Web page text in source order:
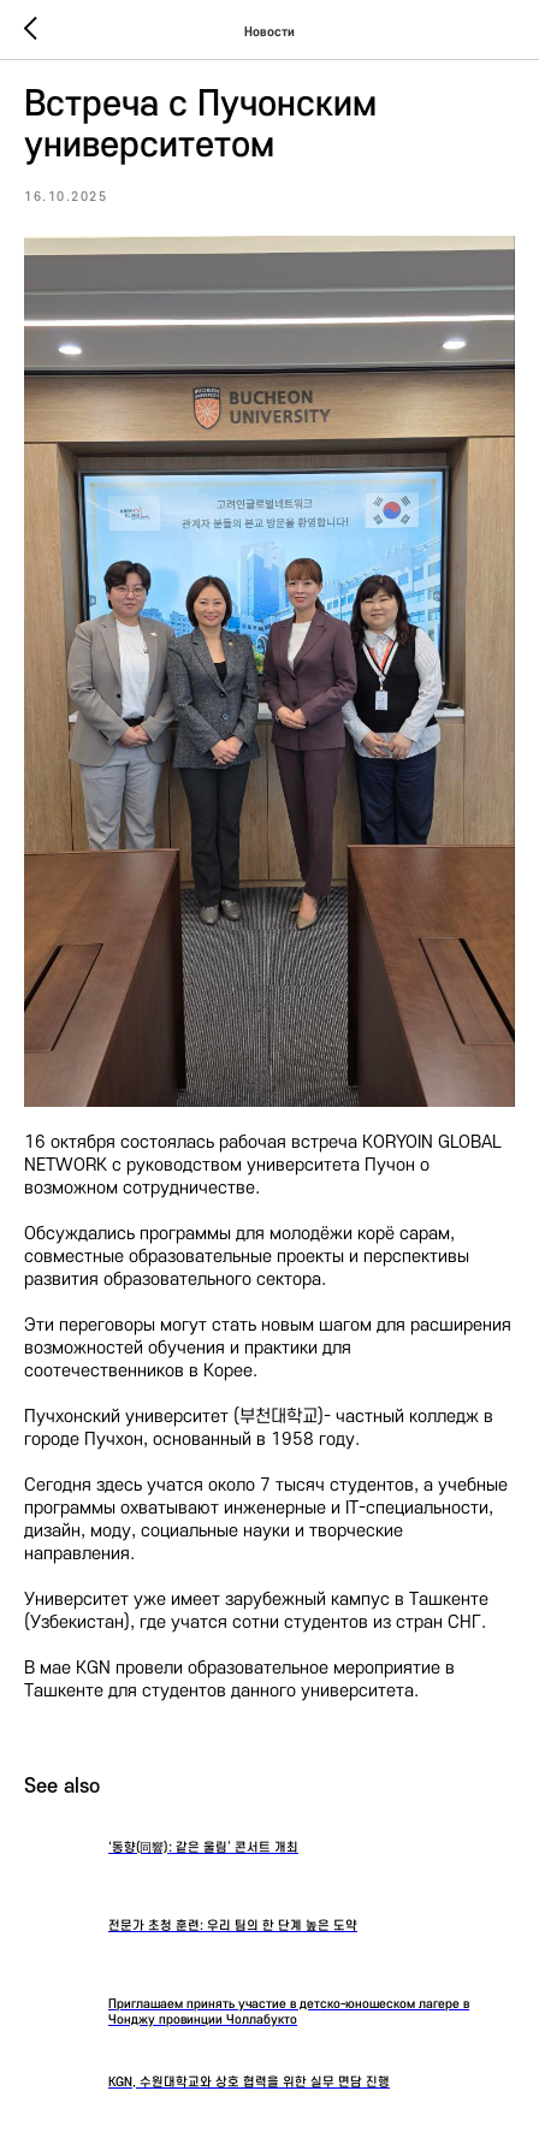
Новости
Встреча с Пучонским
университетом
16.10.2025
16 октября состоялась рабочая встреча KORYOIN GLOBAL
NETWORK с руководством университета Пучон о
возможном сотрудничестве.
Обсуждались программы для молодёжи корё сарам,
совместные образовательные проекты и перспективы
развития образовательного сектора.
Эти переговоры могут стать новым шагом для расширения
возможностей обучения и практики для
соотечественников в Корее.
Пучхонский университет (부천대학교)- частный колледж в
городе Пучхон, основанный в 1958 году.
Сегодня здесь учатся около 7 тысяч студентов, а учебные
программы охватывают инженерные и IT-специальности,
дизайн, моду, социальные науки и творческие
направления.
Университет уже имеет зарубежный кампус в Ташкенте
(Узбекистан), где учатся сотни студентов из стран СНГ.
В мае KGN провели образовательное мероприятие в
Ташкенте для студентов данного университета.
See also
‘동향(同響): 같은 울림’ 콘서트 개최
전문가 초청 훈련: 우리 팀의 한 단계 높은 도약
Приглашаем принять участие в детско-юношеском лагере в
Чонджу провинции Чоллабукто
KGN, 수원대학교와 상호 협력을 위한 실무 면담 진행